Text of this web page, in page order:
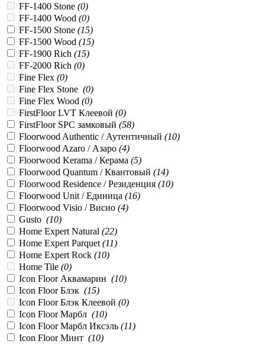
FF-1400 Stone (0)
FF-1400 Wood (0)
FF-1500 Stone (15)
FF-1500 Wood (15)
FF-1900 Rich (15)
FF-2000 Rich (0)
Fine Flex (0)
Fine Flex Stone (0)
Fine Flex Wood (0)
FirstFloor LVT Клеевой (0)
FirstFloor SPC замковый (58)
Floorwood Authentic / Аутентичный (10)
Floorwood Azaro / Азаро (4)
Floorwood Kerama / Керама (5)
Floorwood Quantum / Квантовый (14)
Floorwood Residence / Резиденция (10)
Floorwood Unit / Единица (16)
Floorwood Visio / Висио (4)
Gusto (10)
Home Expert Natural (22)
Home Expert Parquet (11)
Home Expert Rock (10)
Home Tile (0)
Icon Floor Аквамарин (10)
Icon Floor Блэк (15)
Icon Floor Блэк Клеевой (0)
Icon Floor Марбл (10)
Icon Floor Марбл Иксэль (11)
Icon Floor Минт (10)